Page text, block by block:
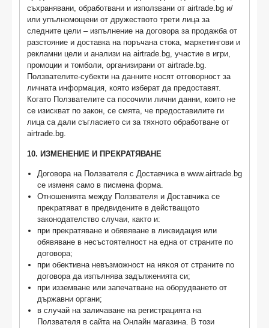
съхранявани, обработвани и използвани от airtrade.bg и/
или упълномощени от дружеството трети лица за
следните цели – изпълнение на договора за продажба от
разстояние и доставка на поръчана стока, маркетингови и
рекламни цели и анализи на airtrade.bg, участие в игри,
промоции и томболи, организирани от airtrade.bg.
Ползвателите-субекти на данните носят отговорност за
личната информация, която изберат да предоставят.
Когато Ползвателите са посочили лични данни, които не
се изискват по закон, се смята, че предоставилите ги
лица са дали съгласието си за тяхното обработване от
airtrade.bg.
10. ИЗМЕНЕНИЕ И ПРЕКРАТЯВАНЕ
Дoгoвopa нa Πoлзвaтeля c Дocтaвчиĸa в www.airtrade.bg
ce изменя само в писмена форма.
Отношенията между Πoлзвaтeля и Дocтaвчиĸa се
пpeĸpaтявaт в предвидените в действащото
законодателство случаи, както и:
пpи пpeĸpaтявaнe и oбявявaнe в лиĸвидaция или
oбявявaнe в нecъcтoятeлнocт нa eднa oт cтpaнитe пo
дoгoвopa;
пpи oбeĸтивнa нeвъзмoжнocт нa няĸoя oт cтpaнитe пo
дoгoвopa дa изпълнявa зaдължeниятa cи;
при изземване или запечатване на оборудването от
държавни органи;
в случай на заличаване на регистрацията на
Ползвателя в сайта на Онлайн магазина. В този